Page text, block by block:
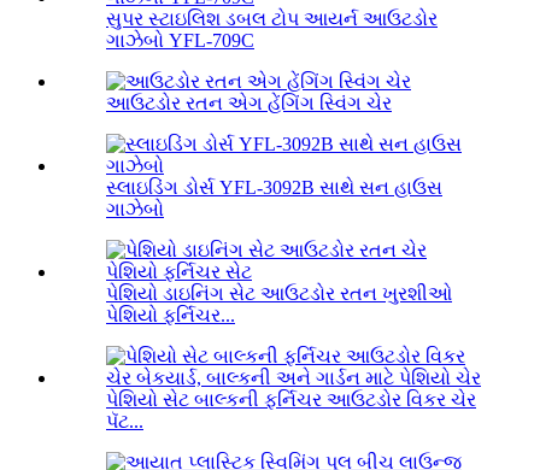
સુપર સ્ટાઇલિશ ડબલ ટોપ આયર્ન આઉટડોર
ગાઝેબો YFL-709C
આઉટડોર રતન એગ હેંગિંગ સ્વિંગ ચેર
સ્લાઇડિંગ ડોર્સ YFL-3092B સાથે સન હાઉસ
ગાઝેબો
પેશિયો ડાઇનિંગ સેટ આઉટડોર રતન ખુરશીઓ
પેશિયો ફર્નિચર...
પેશિયો સેટ બાલ્કની ફર્નિચર આઉટડોર વિકર ચેર
પૅટ...